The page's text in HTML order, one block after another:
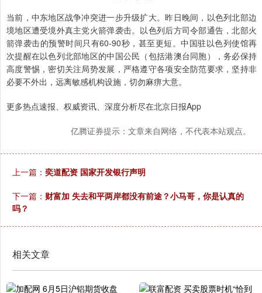
当前，中东地区战争冲突进一步升级扩大。昨日晚间，以色列北部边
境地区遭受境外真主党火箭弹袭击。以色列后方司令部通告，北部火
箭弹袭击的预警时间只有60-90秒，甚至更短。中国驻以色列使馆再
次提醒在以色列北部地区的中国公民（包括港澳台同胞），务必保持
高度警惕，密切关注局势发展，严格遵守各项安全防范要求，坚持非
必要不外出，远离敏感机构设施，切勿麻痹大意。
更多热点速报、权威资讯、深度分析尽在北京日报App
亿腾证券提示：文章来自网络，不代表本站观点。
上一篇： 奕道配资 国家开发银行声明
下一篇： 财富加 失去和平两岸都没有前途？小马哥，你是认真的
吗？
相关文章